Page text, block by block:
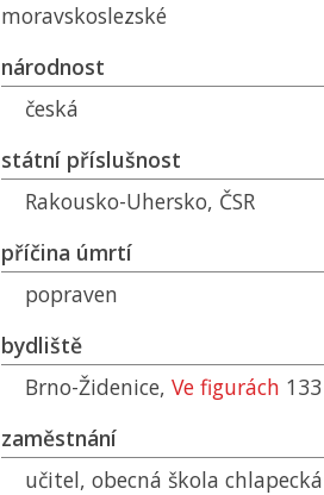
moravskoslezské
národnost
česká
státní příslušnost
Rakousko-Uhersko, ČSR
příčina úmrtí
popraven
bydliště
Brno-Židenice, Ve figurách 133
zaměstnání
učitel, obecná škola